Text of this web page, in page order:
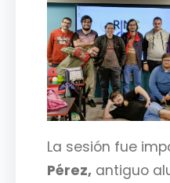
La sesión fue
Pérez, antiguo